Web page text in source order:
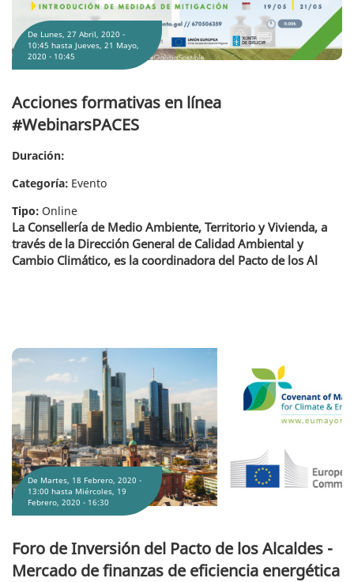
Acciones formativas en línea
#WebinarsPACES
Duración:
Categoría: Evento
Tipo: Online
La Consellería de Medio Ambiente, Territorio y Vivienda, a
través de la Dirección General de Calidad Ambiental y
Cambio Climático, es la coordinadora del Pacto de los Al
De Lunes, 27 Abril, 2020 -
10:45 hasta Jueves, 21 Mayo,
2020 - 10:45
Foro de Inversión del Pacto de los Alcaldes - Mercado de finanzas de eficiencia
energética
Foro de Inversión del Pacto de los Alcaldes -
Mercado de finanzas de eficiencia energética
De Martes, 18 Febrero, 2020 -
13:00 hasta Miércoles, 19
Febrero, 2020 - 16:30